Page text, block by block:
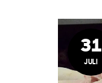
31
JULI